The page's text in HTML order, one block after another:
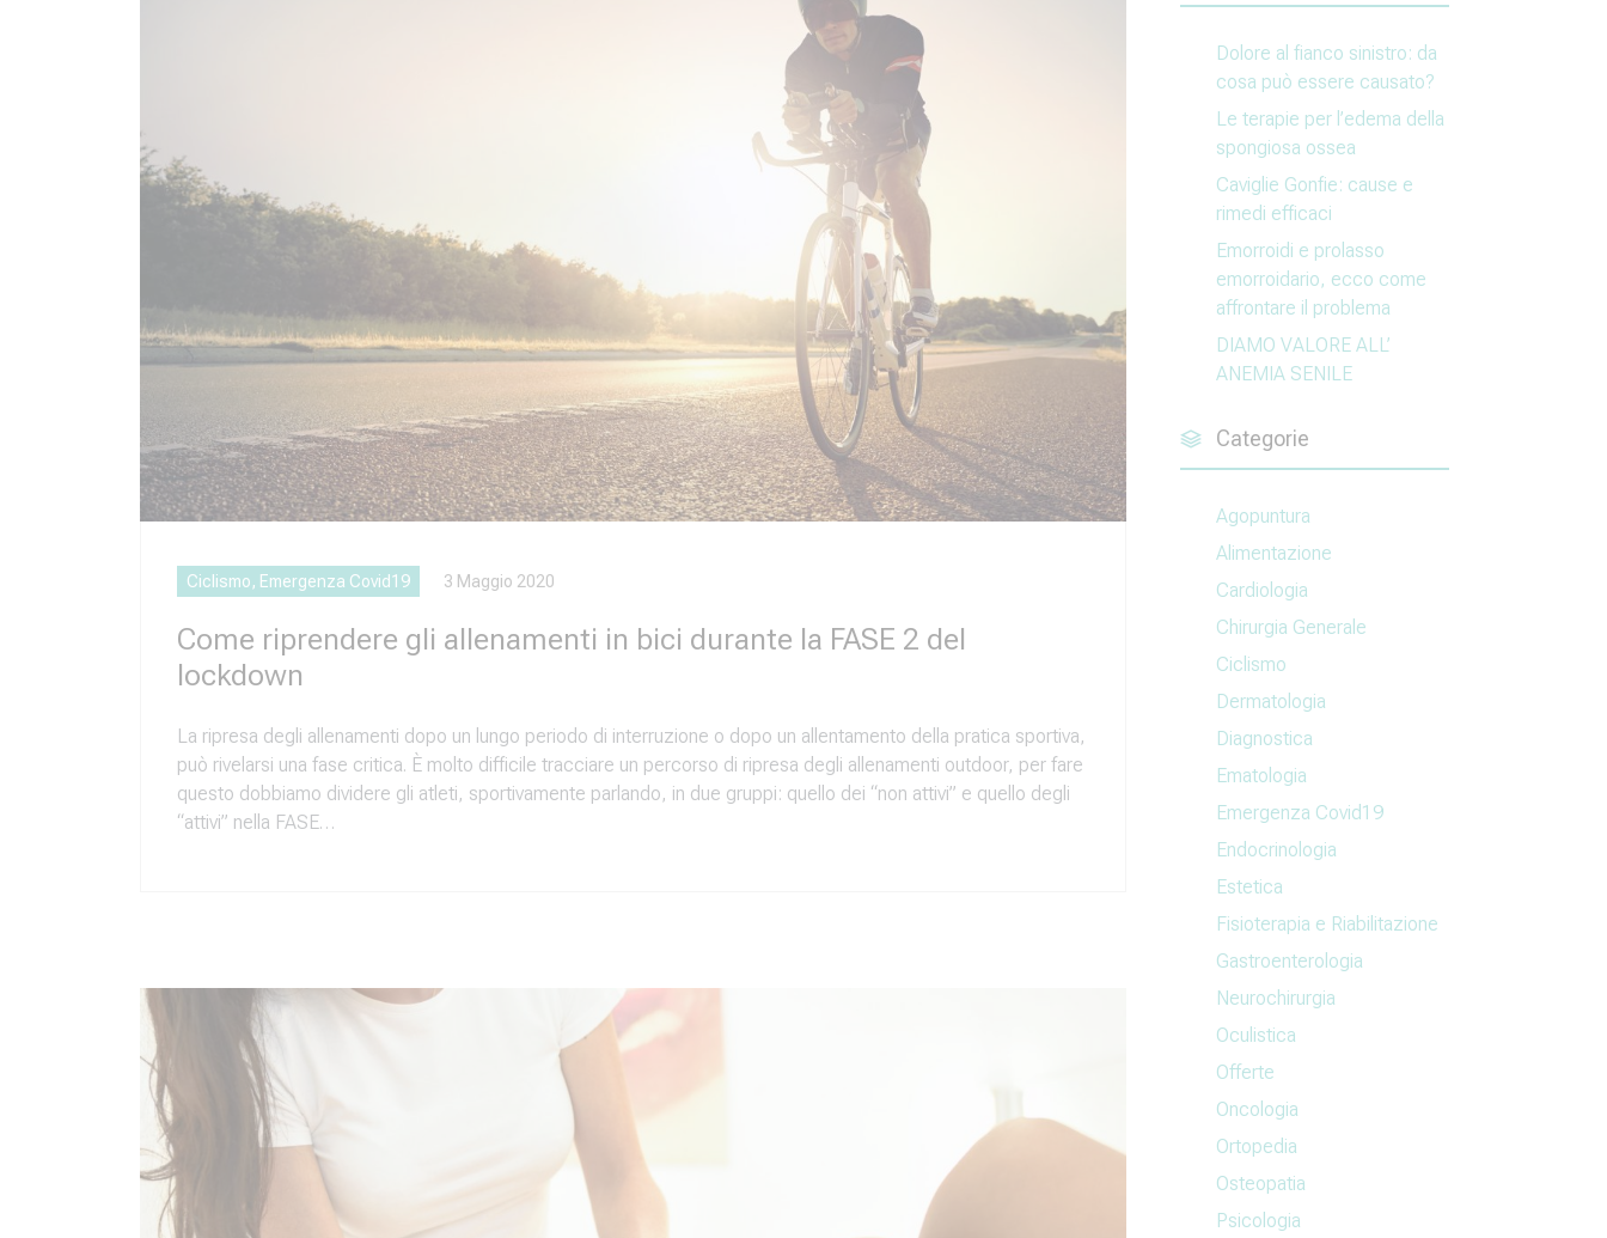
Ciclismo, Emergenza Covid19 3 Maggio 2020
Come riprendere gli allenamenti in bici durante la FASE 2 del
lockdown
La ripresa degli allenamenti dopo un lungo periodo di interruzione o dopo un allentamento della pratica sportiva,
può rivelarsi una fase critica. È molto difficile tracciare un percorso di ripresa degli allenamenti outdoor, per fare
questo dobbiamo dividere gli atleti, sportivamente parlando, in due gruppi: quello dei “non attivi” e quello degli
“attivi” nella FASE…
Dolore al fianco sinistro: da
cosa può essere causato?
Le terapie per l’edema della
spongiosa ossea
Caviglie Gonfie: cause e
rimedi efficaci
Emorroidi e prolasso
emorroidario, ecco come
affrontare il problema
DIAMO VALORE ALL’
ANEMIA SENILE
Categorie
Agopuntura
Alimentazione
Cardiologia
Chirurgia Generale
Ciclismo
Dermatologia
Diagnostica
Ematologia
Emergenza Covid19
Endocrinologia
Estetica
Fisioterapia e Riabilitazione
Gastroenterologia
Neurochirurgia
Oculistica
Offerte
Oncologia
Ortopedia
Osteopatia
Psicologia